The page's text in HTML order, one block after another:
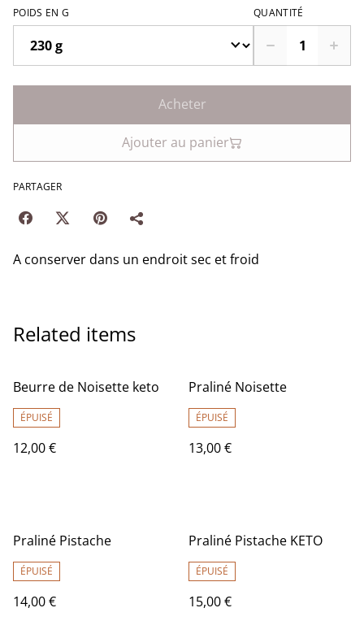
POIDS EN G QUANTITÉ
Acheter
Ajouter au panier
PARTAGER
A conserver dans un endroit sec et froid
Related items
Beurre de Noisette keto
ÉPUISÉ
12,00 €
Praliné Noisette
ÉPUISÉ
13,00 €
Praliné Pistache
ÉPUISÉ
14,00 €
Praliné Pistache KETO
ÉPUISÉ
15,00 €